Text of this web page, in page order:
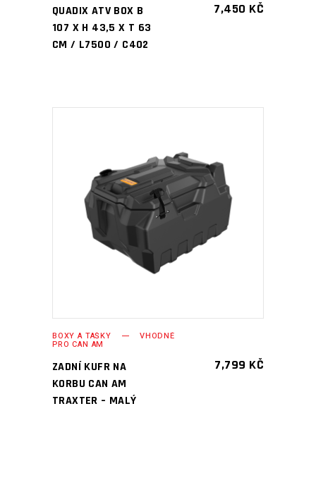
QUADIX ATV BOX B
107 X H 43,5 X T 63
CM / L7500 / C402
7,450 KČ
PŘIDAT DO KOŠÍKU
BOXY A TAŠKY VHODNÉ
PRO CAN AM
ZADNÍ KUFR NA
KORBU CAN AM
TRAXTER – MALÝ
7,799 KČ